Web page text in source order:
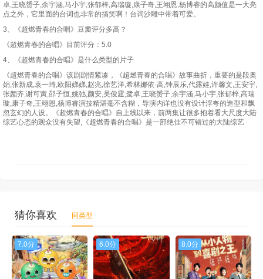
卓,王晓赟子,余宇涵,马小宇,张郁梓,高瑞璇,康子奇,王翊恩,杨博睿的高颜值是一大亮
点之外，它里面的台词也非常的搞笑啊！台词沙雕中带着可爱。
3、《超燃青春的合唱》豆瓣评分多高？
《超燃青春的合唱》目前评分：5.0
4、《超燃青春的合唱》是什么类型的片子
《超燃青春的合唱》该剧剧情紧凑，《超燃青春的合唱》故事曲折，重要的是段奥
娟,张新成,袁一琦,欧阳娣娣,赵兆,徐艺洋,希林娜依·高,钟辰乐,代露娃,许馨文,王安宇,
张颜齐,谢可寅,邵子恒,姚弛,颜安,吴俊霆,鹭卓,王晓赟子,余宇涵,马小宇,张郁梓,高瑞
璇,康子奇,王翊恩,杨博睿演技精湛毫不含糊，导演内详也没有设计浮夸的造型和飘
忽玄幻的人设。《超燃青春的合唱》自上线以来，前两集让很多抱着看大尺度大陆
综艺心态的观众没有失望,《超燃青春的合唱》是一部绝佳不可错过的大陆综艺
猜你喜欢 同类型
7.0分 6.0分 8.0分